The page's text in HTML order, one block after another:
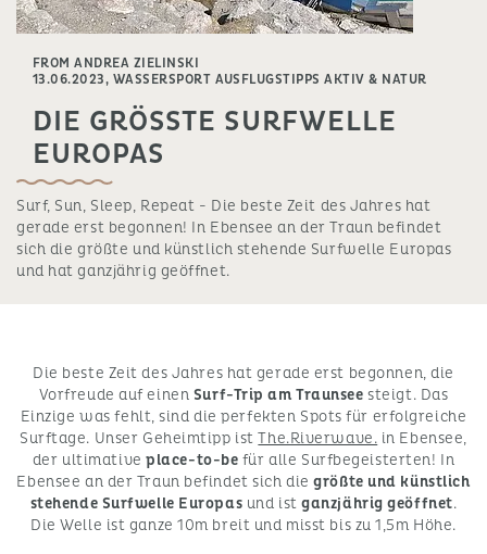
FROM ANDREA ZIELINSKI
13.06.2023, WASSERSPORT AUSFLUGSTIPPS AKTIV & NATUR
DIE GRÖSSTE SURFWELLE E
UROPAS
Surf, Sun, Sleep, Repeat - Die beste Zeit des Jahres hat
gerade erst begonnen! In Ebensee an der Traun befindet
sich die größte und künstlich stehende Surfwelle Europas
und hat ganzjährig geöffnet.
Die beste Zeit des Jahres hat gerade erst begonnen, die
Vorfreude auf einen Surf-Trip am Traunsee steigt. Das
Einzige was fehlt, sind die perfekten Spots für erfolgreiche
Surftage. Unser Geheimtipp istThe.Riverwave. in Ebensee,
der ultimativeplace-to-be für alle Surfbegeisterten! In
Ebensee an der Traun befindet sich diegrößte und künstlich
stehende Surfwelle Europas und istganzjährig geöffnet.
Die Welle ist ganze 10m breit und misst bis zu 1,5m Höhe.